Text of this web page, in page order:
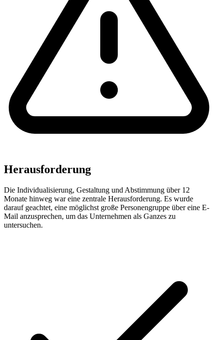
Herausforderung
Die Individualisierung, Gestaltung und Abstimmung über 12
Monate hinweg war eine zentrale Herausforderung. Es wurde
darauf geachtet, eine möglichst große Personengruppe über eine E-
Mail anzusprechen, um das Unternehmen als Ganzes zu
untersuchen.